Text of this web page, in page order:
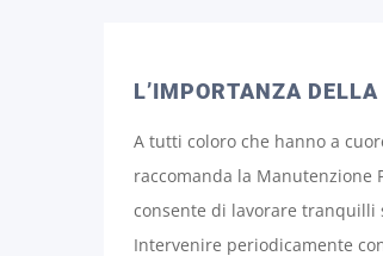
L’IMPORTANZA
A tutti coloro che hanno a
raccomanda la Manutenzione
consente di lavorare tranquilli
Intervenire periodicamente